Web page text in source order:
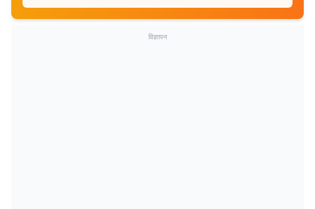
विज्ञापन